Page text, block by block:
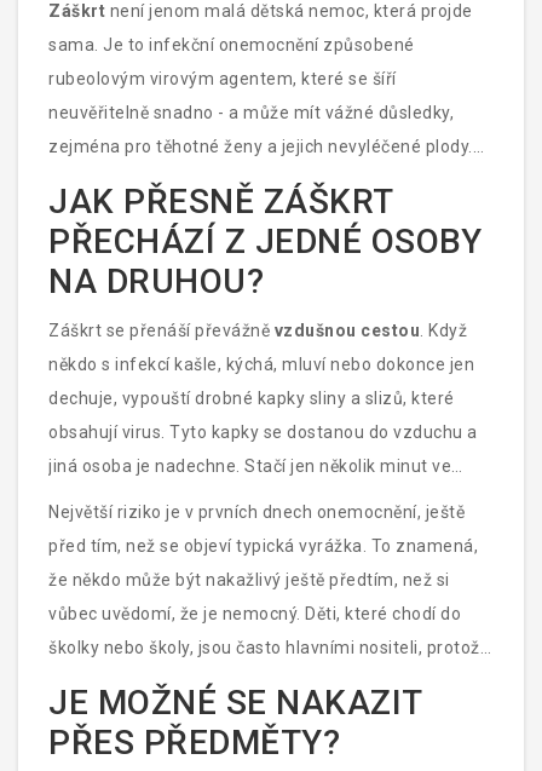
Záškrt není jenom malá dětská nemoc, která projde
sama. Je to infekční onemocnění způsobené
rubeolovým virovým agentem, které se šíří
neuvěřitelně snadno - a může mít vážné důsledky,
zejména pro těhotné ženy a jejich nevyléčené plody.
Pokud jste rodič, učitel nebo jen někdo, kdo se zajímá
o zdraví dětí, musíte vědět, jak se přenáší záškrt,
abyste mohli chránit svou rodinu.
JAK PŘESNĚ ZÁŠKRT
PŘECHÁZÍ Z JEDNÉ OSOBY
NA DRUHOU?
Záškrt se přenáší převážně vzdušnou cestou. Když
někdo s infekcí kašle, kýchá, mluví nebo dokonce jen
dechuje, vypouští drobné kapky sliny a slizů, které
obsahují virus. Tyto kapky se dostanou do vzduchu a
jiná osoba je nadechne. Stačí jen několik minut ve
stejném uzavřeném prostoru - třeba ve třídě,
autobuse nebo doma - a virus se může šířit.
Největší riziko je v prvních dnech onemocnění, ještě
před tím, než se objeví typická vyrážka. To znamená,
že někdo může být nakažlivý ještě předtím, než si
vůbec uvědomí, že je nemocný. Děti, které chodí do
školky nebo školy, jsou často hlavními nositeli, protože
se mezi sebou stále dotýkají, sdílejí hračky a
nezakrývají kašel.
JE MOŽNÉ SE NAKAZIT
PŘES PŘEDMĚTY?